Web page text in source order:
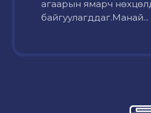
агаарын ямарч
байгуулагддаг.Манай...